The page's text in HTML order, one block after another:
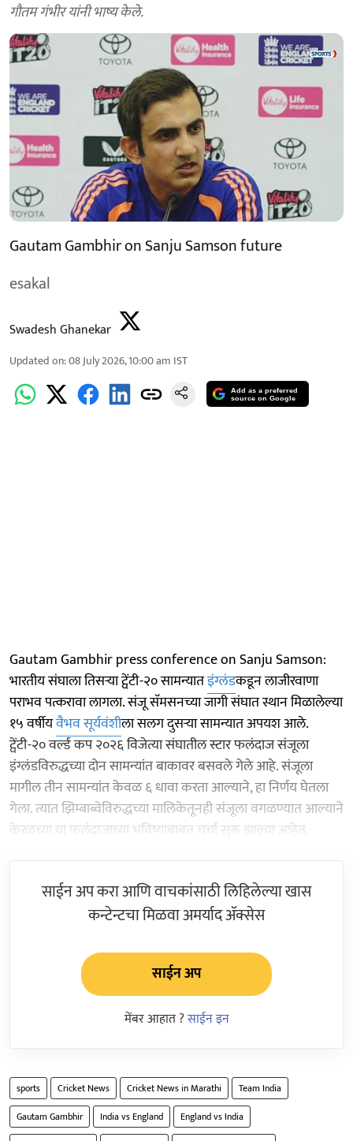
गौतम गंभीर यांनी भाष्य केले.
Gautam Gambhir on Sanju Samson future
esakal
Swadesh Ghanekar
Updated on:08 July 2026, 10:00 am IST
Add as a preferred
source on Google
Gautam Gambhir press conference on Sanju Samson:
भारतीय संघाला तिसऱ्या ट्वेंटी-२० सामन्यातइंग्लंडकडून लाजीरवाणा
पराभव पत्करावा लागला. संजू सॅमसनच्या जागी संघात स्थान मिळालेल्या
१५ वर्षीयवैभव सूर्यवंशीला सलग दुसऱ्या सामन्यात अपयश आले.
ट्वेंटी-२० वर्ल्ड कप २०२६ विजेत्या संघातील स्टार फलंदाज संजूला
इंग्लंडविरुद्धच्या दोन सामन्यांत बाकावर बसवले गेले आहे. संजूला
मागील तीन सामन्यांत केवळ ६ धावा करता आल्याने, हा निर्णय घेतला
गेला. त्यात झिम्बाब्वेविरुद्धच्या मालिकेतूनही संजूला वगळण्यात आल्याने
केरळच्या या फलंदाजाच्या भविष्याबाबत चर्चा सुरू झाल्या आहेत.
साईन अप करा आणि वाचकांसाठी लिहिलेल्या खास
कन्टेन्टचा मिळवा अमर्याद ॲक्सेस
साईन अप
मेंबर आहात ?साईन इन
sports Cricket News Cricket News in Marathi
Team India
Gautam Gambhir
India vs England
England vs India